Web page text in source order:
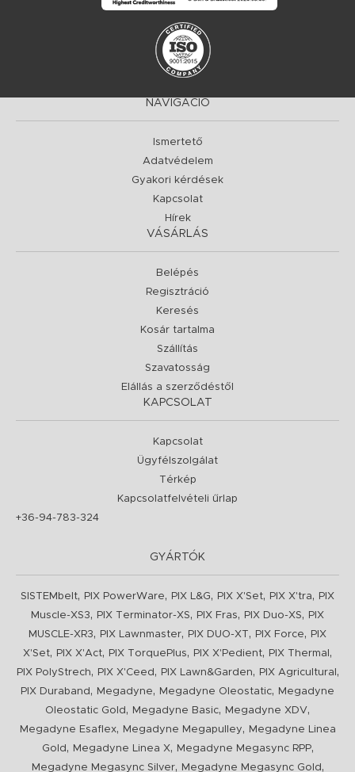
NAVIGÁCIÓ
Ismertető
Adatvédelem
Gyakori kérdések
Kapcsolat
Hírek
VÁSÁRLÁS
Belépés
Regisztráció
Keresés
Kosár tartalma
Szállítás
Szavatosság
Elállás a szerződéstől
KAPCSOLAT
Kapcsolat
Ügyfélszolgálat
Térkép
Kapcsolatfelvételi űrlap
+36-94-783-324
GYÁRTÓK
SISTEMbelt, PIX PowerWare, PIX L&G, PIX X'Set, PIX X'tra,
PIX
Muscle-XS3, PIX Terminator-XS, PIX Fras, PIX Duo-XS,
PIX
MUSCLE-XR3, PIX Lawnmaster, PIX DUO-XT , PIX Force,
PIX
X'Set, PIX X'Act, PIX TorquePlus, PIX X'Pedient, PIX Thermal ,
PIX PolyStrech, PIX X'Ceed , PIX Lawn&Garden, PIX Agricultural ,
PIX Duraband , Megadyne, Megadyne Oleostatic,
Megadyne
Oleostatic Gold , Megadyne Basic, Megadyne XDV,
Megadyne Esaflex, Megadyne Megapulley,
Megadyne Linea
Gold , Megadyne Linea X, Megadyne Megasync RPP,
Megadyne Megasync Silver, Megadyne Megasync Gold ,